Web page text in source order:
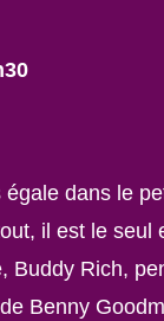
dans le
il est le
Rich,
Benny